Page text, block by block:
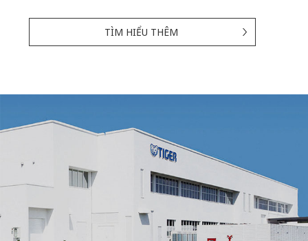
TÌM HIỂU THÊM